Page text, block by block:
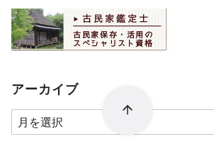
アーカイブ
ア
ー